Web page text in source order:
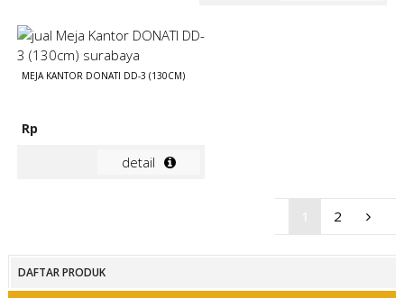
MEJA KANTOR DONATI DD-3 (130CM)
Rp
detail
2
DAFTAR PRODUK